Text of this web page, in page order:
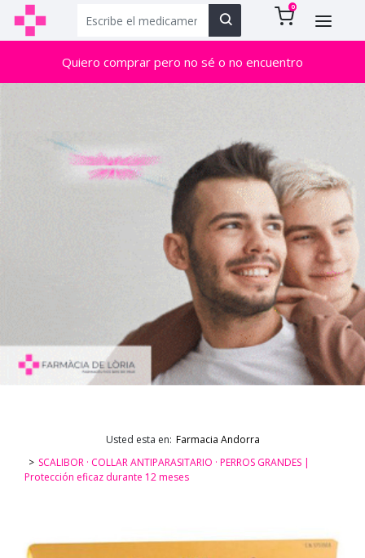
0
Quiero comprar pero no sé o no encuentro
Usted esta en: Farmacia Andorra
SCALIBOR · COLLAR ANTIPARASITARIO · PERROS GRANDES |
Protección eficaz durante 12 meses